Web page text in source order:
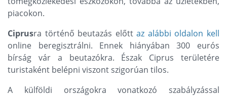
piacokon.
Ciprusra történő beutazás előttaz alábbi oldalon kell
online beregisztrálni. Ennek hiányában 300 eurós
bírság vár a beutazókra. Észak Ciprus területére
turistaként belépni viszont szigorúan tilos.
A külföldi országokra vonatkozó szabályzással